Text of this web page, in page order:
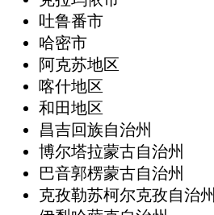
吐鲁番市
哈密市
阿克苏地区
喀什地区
和田地区
昌吉回族自治州
博尔塔拉蒙古自治州
巴音郭楞蒙古自治州
克孜勒苏柯尔克孜自治州